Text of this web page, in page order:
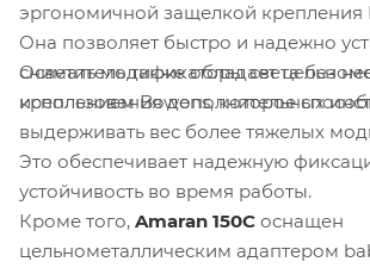
эргономичной защелкой крепления
Она позволяет быстро и надежно
снимать модификаторы света без
использования дополнительных
Осветитель также обладает
креплением Bowens, которое
выдерживать вес более тяжелых
Это обеспечивает надежную
устойчивость во время работы.
Кроме того, Amaran 150C оснащен
цельнометаллическим адаптером